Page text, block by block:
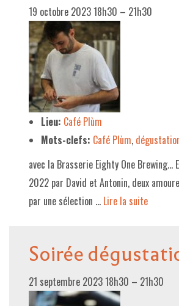
19 octobre 2023 18h30 – 21h30
Lieu: Café Plùm
Mots-clefs: Café Plùm,
avec la Brasserie Eighty One
2022 par David et Antonin, deux
par une sélection … Lire la suite­­
Soirée
21 septembre 2023 18h30 – 21h30